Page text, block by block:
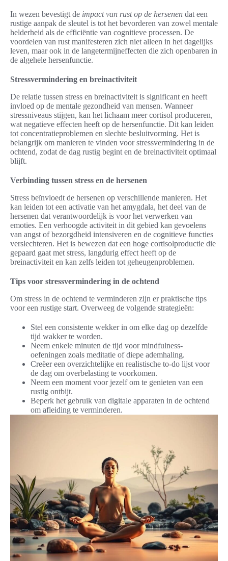
In wezen bevestigt de impact van rust op de hersenen dat een
rustige aanpak de sleutel is tot het bevorderen van zowel mentale
helderheid als de efficiëntie van cognitieve processen. De
voordelen van rust manifesteren zich niet alleen in het dagelijks
leven, maar ook in de langetermijneffecten die zich openbaren in
de algehele hersenfunctie.
Stressvermindering en breinactiviteit
De relatie tussen stress en breinactiviteit is significant en heeft
invloed op de mentale gezondheid van mensen. Wanneer
stressniveaus stijgen, kan het lichaam meer cortisol produceren,
wat negatieve effecten heeft op de hersenfunctie. Dit kan leiden
tot concentratieproblemen en slechte besluitvorming. Het is
belangrijk om manieren te vinden voor stressvermindering in de
ochtend, zodat de dag rustig begint en de breinactiviteit optimaal
blijft.
Verbinding tussen stress en de hersenen
Stress beïnvloedt de hersenen op verschillende manieren. Het
kan leiden tot een activatie van het amygdala, het deel van de
hersenen dat verantwoordelijk is voor het verwerken van
emoties. Een verhoogde activiteit in dit gebied kan gevoelens
van angst of bezorgdheid intensiveren en de cognitieve functies
verslechteren. Het is bewezen dat een hoge cortisolproductie die
gepaard gaat met stress, langdurig effect heeft op de
breinactiviteit en kan zelfs leiden tot geheugenproblemen.
Tips voor stressvermindering in de ochtend
Om stress in de ochtend te verminderen zijn er praktische tips
voor een rustige start. Overweeg de volgende strategieën:
Stel een consistente wekker in om elke dag op dezelfde
tijd wakker te worden.
Neem enkele minuten de tijd voor mindfulness-
oefeningen zoals meditatie of diepe ademhaling.
Creëer een overzichtelijke en realistische to-do lijst voor
de dag om overbelasting te voorkomen.
Neem een moment voor jezelf om te genieten van een
rustig ontbijt.
Beperk het gebruik van digitale apparaten in de ochtend
om afleiding te verminderen.